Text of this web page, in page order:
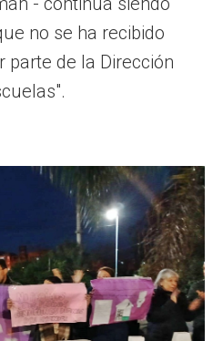
no se ha recibido
parte de la Dirección